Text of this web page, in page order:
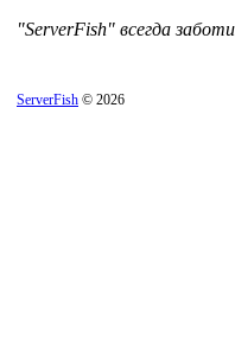
"ServerFish" всегда
ServerFish © 2026